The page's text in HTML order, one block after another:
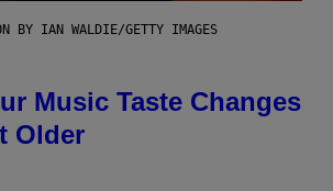
BY IAN WALDIE/GETTY IMAGES
Music Taste Changes
Older